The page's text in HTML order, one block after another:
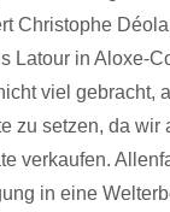
Christophe
Latour in Aloxe-
viel gebracht,
zu setzen, da wir
verkaufen.
in eine